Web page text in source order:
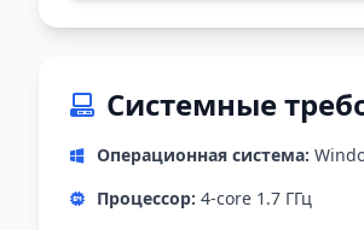
Системные
Операционная система:
Процессор: 4-core 1.7 ГГц